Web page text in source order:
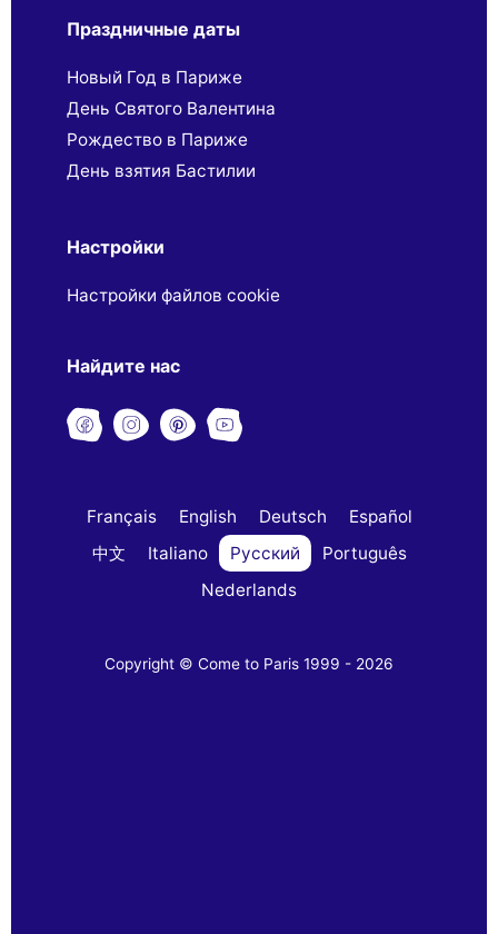
Праздничные даты
Новый Год в Париже
День Святого Валентина
Рождество в Париже
День взятия Бастилии
Настройки
Настройки файлов cookie
Найдите нас
Français English Deutsch
Español
中文
Italiano Русский
Português
Nederlands
Copyright © Come to Paris 1999 - 2026